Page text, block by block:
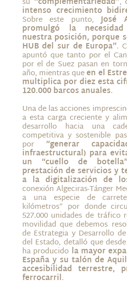
intenso crecimiento
Sobre este punto,José
promulgó la
nuestra posición, porque
HUB del sur de Europa”.
apuntó que tanto por el
por el de Suez pasan en
año, mientras queen el
multiplica por diez esta
120.000 barcos anuales.
Una de las acciones
a esta carga creciente y
desarrollo hacia una
competitiva y sostenible
por “generar
infraestructural) para
un “cuello de
prestación de servicios y
a la digitalización de
conexión Algeciras-Tánger
a una especie de
kilómetros” por donde
527.000 unidades de tráfico
movilidad que debemos
de Estrategia y Desarrollo
del Estado, detalló que
ha producido la mayor
España y su talón de
accesibilidad terrestre,
ferrocarril.